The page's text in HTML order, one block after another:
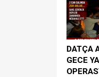
DATÇA
GECE